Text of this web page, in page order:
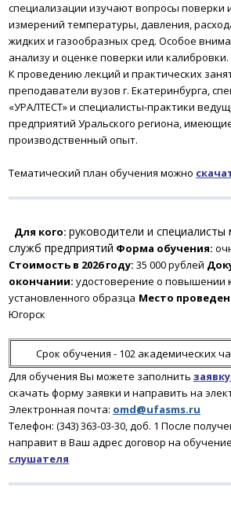
специализации изучают вопросы поверки
измерений температуры, давления,
жидких и газообразных сред. Особое
анализу и оценке поверки или калибровки.
К проведению лекций и практических
преподаватели вузов г. Екатеринбурга,
«УРАЛТЕСТ» и специалисты-практики
предприятий Уральского региона,
производственный опыт.
Тематический план обучения можно
Для кого: руководители и специалисты
служб предприятий Форма обучения:
Стоимость в 2026 году: 35 000 рублей
окончании: удостоверение о повышении
установленного образца Место
Югорск
Срок обучения - 102 академических
Для обучения Вы можете заполнить
скачать форму заявки и направить на
Электронная почта: omd@ufasms.ru
Телефон: (343) 363-03-30, доб. 1 После
направит в Ваш адрес договор на
слушателя